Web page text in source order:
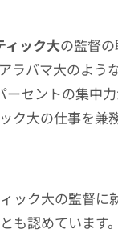
ィック大の監督
ラバマ大のよう
ーセントの集中
ク大の仕事を兼
ック大の監督に
も認めています